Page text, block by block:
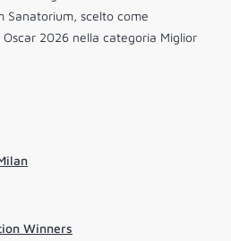
Sanatorium, scelto come
2026 nella categoria Miglior
Winners